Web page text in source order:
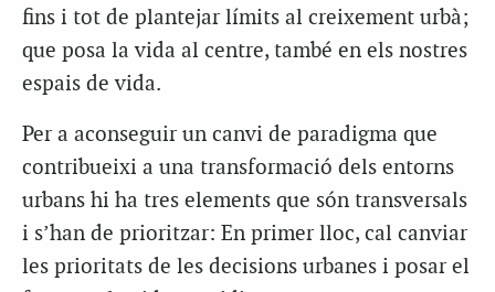
fins i tot de plantejar límits al creixement urbà;
que posa la vida al centre, també en els nostres
espais de vida.
Per a aconseguir un canvi de paradigma que
contribueixi a una transformació dels entorns
urbans hi ha tres elements que són transversals
i s’han de prioritzar: En primer lloc, cal canviar
les prioritats de les decisions urbanes i posar el